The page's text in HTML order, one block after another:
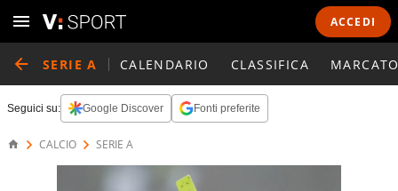
ACCEDI
SERIE A CALENDARIO CLASSIFICA
Seguici su: Google Discover Fonti preferite
CALCIO SERIE A